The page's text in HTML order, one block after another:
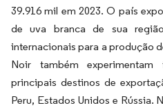
39.916 mil em 2023. O país
de uva branca de sua
internacionais para a produção
Noir também
principais destinos de
Peru, Estados Unidos e Rússia.